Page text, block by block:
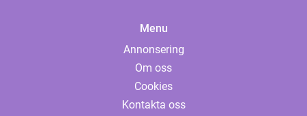
Menu
Annonsering
Om oss
Cookies
Kontakta oss